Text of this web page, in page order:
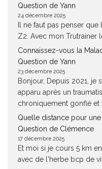
Question de Yann
24 décembre 2025
Il ne faut pas penser
Z2. Avec mon Trutrainer
Connaissez-vous la
Question de Yann
23 décembre 2025
Bonjour, Depuis 2021, je
apparu après un
chroniquement gonflé et
Quelle distance pour une
Question de Clémence
17 décembre 2025
Et moi si je cours 5 km
avec de l'herbe bcp de